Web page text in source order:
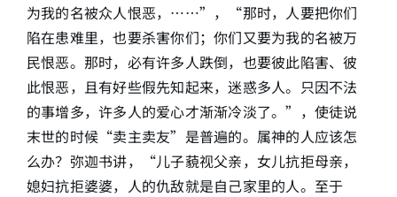
为我的名被众人恨恶，……”，“那时，人要把你们
陷在患难里，也要杀害你们；你们又要为我的名被万
民恨恶。那时，必有许多人跌倒，也要彼此陷害、彼
此恨恶，且有好些假先知起来，迷惑多人。只因不法
的事增多，许多人的爱心才渐渐冷淡了。”，使徒说
末世的时候“卖主卖友”是普遍的。属神的人应该怎
么办？弥迦书讲，“儿子藐视父亲，女儿抗拒母亲，
媳妇抗拒婆婆，人的仇敌就是自己家里的人。至于